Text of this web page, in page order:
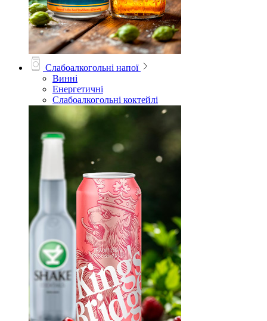
Слабоалкогольні напої
Винні
Енергетичні
Слабоалкогольні коктейлі